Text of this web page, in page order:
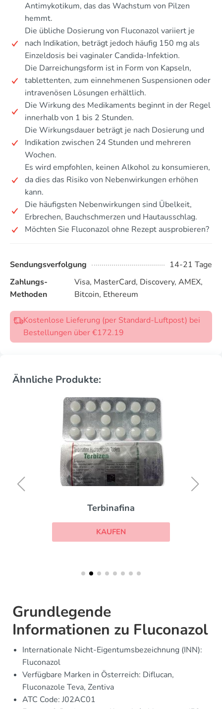
Antimykotikum, das das Wachstum von Pilzen
hemmt.
Die übliche Dosierung von Fluconazol variiert je
nach Indikation, beträgt jedoch häufig 150 mg als
Einzeldosis bei vaginaler Candida-Infektion.
Die Darreichungsform ist in Form von Kapseln,
tablettenten, zum einnehmenen Suspensionen oder
intravenösen Lösungen erhältlich.
Die Wirkung des Medikaments beginnt in der Regel
innerhalb von 1 bis 2 Stunden.
Die Wirkungsdauer beträgt je nach Dosierung und
Indikation zwischen 24 Stunden und mehreren
Wochen.
Es wird empfohlen, keinen Alkohol zu konsumieren,
da dies das Risiko von Nebenwirkungen erhöhen
kann.
Die häufigsten Nebenwirkungen sind Übelkeit,
Erbrechen, Bauchschmerzen und Hautausschlag.
Möchten Sie Fluconazol ohne Rezept ausprobieren?
Sendungsverfolgung
14-21 Tage
Zahlungs-
Methoden
Visa, MasterCard, Discovery, AMEX,
Bitcoin, Ethereum
Kostenlose Lieferung (per Standard-Luftpost) bei
Bestellungen über €172.19
Ähnliche Produkte:
Terbinafina
KAUFEN
Grundlegende
Informationen zu Fluconazol
Internationale Nicht-Eigentumsbezeichnung (INN):
Fluconazol
Verfügbare Marken in Österreich: Diflucan,
Fluconazole Teva, Zentiva
ATC Code: J02AC01